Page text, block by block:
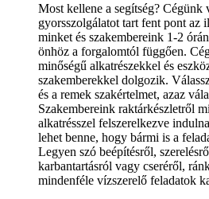
Most kellene a segítség? Cégünk
gyorsszolgálatot tart fent pont az
minket és szakembereink 1-2
önhöz a forgalomtól függően.
minőségű alkatrészekkel és
szakemberekkel dolgozik.
és a remek szakértelmet, azaz
Szakembereink raktárkészletről
alkatrésszel felszerelkezve
lehet benne, hogy bármi is a
Legyen szó beépítésről,
karbantartásról vagy cseréről,
mindenféle vízszerelő feladatok